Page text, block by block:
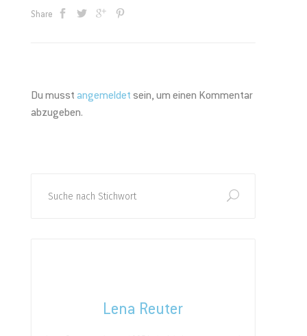
Share
Du musst angemeldet sein, um einen Kommentar
abzugeben.
Lena Reuter